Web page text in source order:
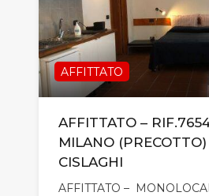
AFFITTATO
AFFITTATO –
MILANO
CISLAGHI
AFFITTATO –